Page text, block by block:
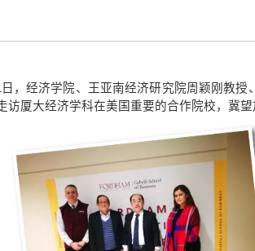
日，经济学院、王亚南经济研究院周颖刚教
访厦大经济学科在美国重要的合作院校，冀